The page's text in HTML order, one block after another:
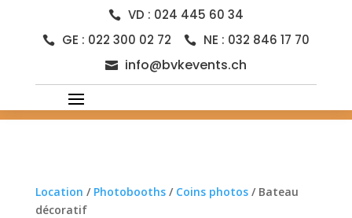
 VD : 024 445 60 34
 GE : 022 300 02 72  NE : 032 846 17 70
 info@bvkevents.ch
Location / Photobooths/ Coins photos/ Bateau
décoratif